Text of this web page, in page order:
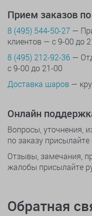
Прием заказов
8 (495) 544-50-27 —
клиентов — с 9-00 до
8 (495) 212-92-36 —
с 9-00 до 21-00
Доставка шаров —
Онлайн
Вопросы, уточнения,
по заказу
Отзывы, замечания,
жалобы присылайте
Обратная